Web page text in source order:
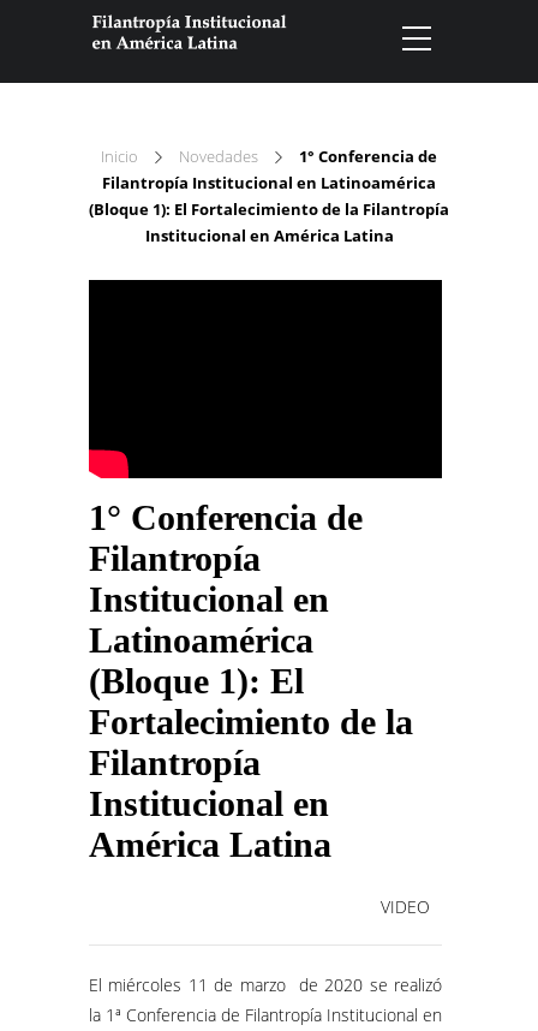
Inicio Novedades
1° Conferencia de
Filantropía Institucional en Latinoamérica
(Bloque 1): El Fortalecimiento de la Filantropía
Institucional en América Latina
1° Conferencia de
Filantropía
Institucional en
Latinoamérica
(Bloque 1): El
Fortalecimiento de la
Filantropía
Institucional en
América Latina
VIDEO
El miércoles 11 de marzo de 2020 se realizó
la 1ª Conferencia de Filantropía Institucional en